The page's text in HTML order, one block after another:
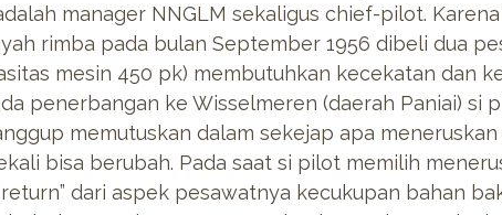
manager NNGLM sekaligus chief-pilot.
rimba pada bulan September 1956 dibeli dua
mesin 450 pk) membutuhkan kecekatan dan
penerbangan ke Wisselmeren (daerah Paniai) si
memutuskan dalam sekejap apa
bisa berubah. Pada saat si pilot memilih
dari aspek pesawatnya kecukupan bahan